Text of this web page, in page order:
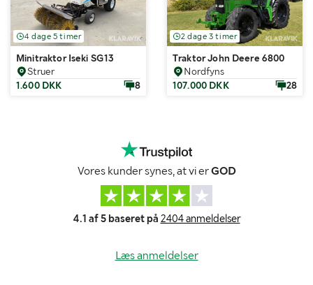
4 dage 5 timer
Minitraktor Iseki SG13
Struer
1.600 DKK
8
2 dage 3 timer
Traktor John Deere 6800
Nordfyns
107.000 DKK
28
Vores kunder synes, at vi erGOD
4.1 af 5 baseret på 2404 anmeldelser
Læs anmeldelser